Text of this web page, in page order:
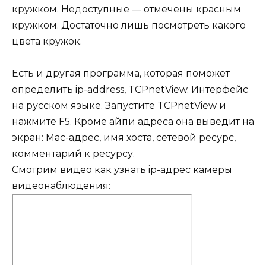
кружком. Недоступные — отмечены красным
кружком. Достаточно лишь посмотреть какого
цвета кружок.
Есть и другая программа, которая поможет
определить ip-address, TCPnetView. Интерфейс
на русском языке. Запустите TCPnetView и
нажмите F5. Кроме айпи адреса она выведит на
экран: Мас-адрес, имя хоста, сетевой ресурс,
комментарий к ресурсу.
Смотрим видео как узнать ip-адрес камеры
видеонаблюдения: